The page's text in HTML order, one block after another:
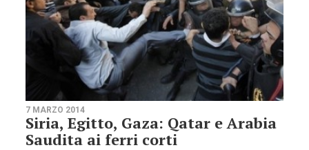
7 MARZO 2014
Siria, Egitto, Gaza: Qatar e Arabia
Saudita ai ferri corti